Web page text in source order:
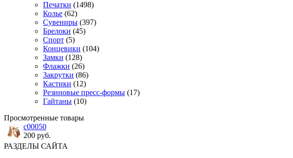
Печатки (1498)
Колье (62)
Сувениры (397)
Брелоки (45)
Спорт (5)
Концевики (104)
Замки (128)
Флажки (26)
Закрутки (86)
Кастики (12)
Резиновые пресс-формы (17)
Гайтаны (10)
Просмотренные товары
с00050
200 руб.
РАЗДЕЛЫ САЙТА